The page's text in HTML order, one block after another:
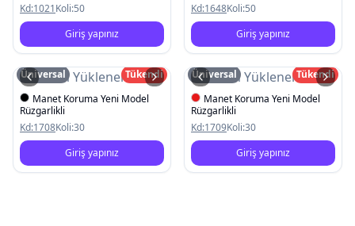
Kd:1021Koli:50
Giriş yapınız
Kd:1648Koli:50
Giriş yapınız
Resim Yüklenemedi
Üniversal
Tükendi
Manet Koruma Yeni Model
Rüzgarlikli
Kd:1708Koli:30
Giriş yapınız
Resim Yüklenemedi
Üniversal
Tükendi
Manet Koruma Yeni Model
Rüzgarlikli
Kd:1709Koli:30
Giriş yapınız